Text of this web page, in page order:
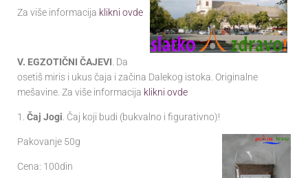
Za više informacija klikni ovde
V. EGZOTIČNI ČAJEVI . Da
osetiš miris i ukus čaja i začina Dalekog istoka. Originalne
mešavine. Za više informacija klikni ovde
1. Čaj Jogi . Čaj koji budi (bukvalno i figurativno)!
Pakovanje 50g
Cena: 100din